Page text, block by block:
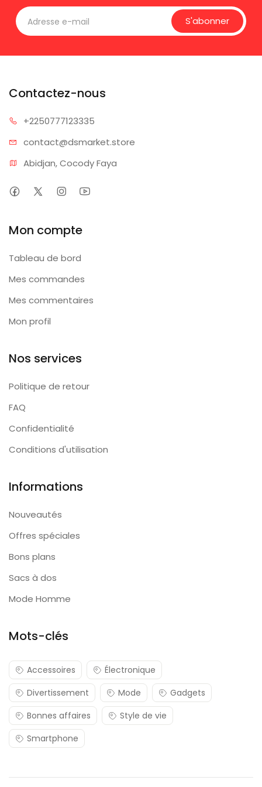
S'abonner
Contactez-nous
+2250777123335
contact@dsmarket.store
Abidjan, Cocody Faya
Mon compte
Tableau de bord
Mes commandes
Mes commentaires
Mon profil
Nos services
Politique de retour
FAQ
Confidentialité
Conditions d'utilisation
Informations
Nouveautés
Offres spéciales
Bons plans
Sacs à dos
Mode Homme
Mots-clés
Accessoires
Électronique
Divertissement
Mode
Gadgets
Bonnes affaires
Style de vie
Smartphone